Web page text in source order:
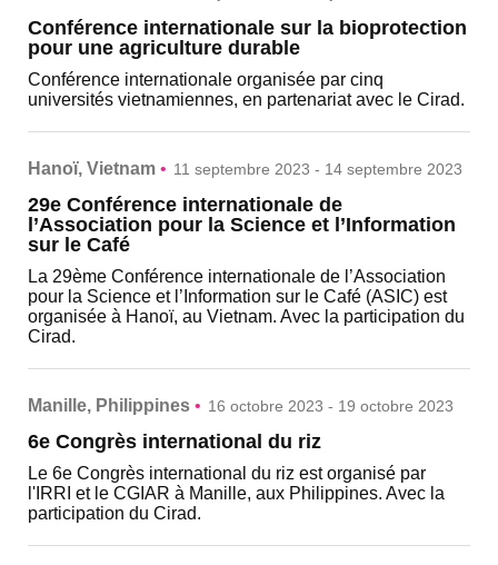
Conférence internationale sur la bioprotection
pour une agriculture durable
Conférence internationale organisée par cinq
universités vietnamiennes, en partenariat avec le Cirad.
Hanoï, Vietnam • 11 septembre 2023 - 14 septembre 2023
29e Conférence internationale de
l’Association pour la Science et l’Information
sur le Café
La 29ème Conférence internationale de l’Association
pour la Science et l’Information sur le Café (ASIC) est
organisée à Hanoï, au Vietnam. Avec la participation du
Cirad.
Manille, Philippines • 16 octobre 2023 - 19 octobre 2023
6e Congrès international du riz
Le 6e Congrès international du riz est organisé par
l'IRRI et le CGIAR à Manille, aux Philippines. Avec la
participation du Cirad.